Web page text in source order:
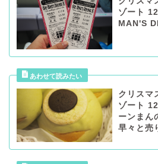
ゾート
MAN'S
クリスマ
ゾート
ーンまん
早々と売